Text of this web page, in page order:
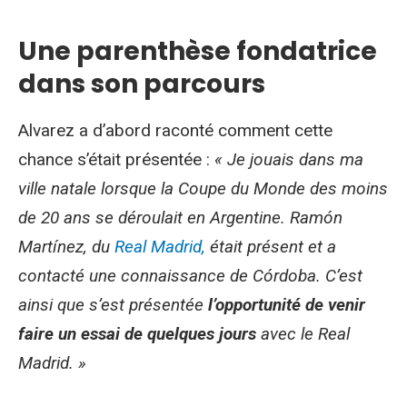
Une parenthèse fondatrice
dans son parcours
Alvarez a d’abord raconté comment cette
chance s’était présentée : « Je jouais dans ma
ville natale lorsque la Coupe du Monde des moins
de 20 ans se déroulait en Argentine. Ramón
Martínez, du Real Madrid, était présent et a
contacté une connaissance de Córdoba. C’est
ainsi que s’est présentée l’opportunité de venir
faire un essai de quelques jours avec le Real
Madrid. »